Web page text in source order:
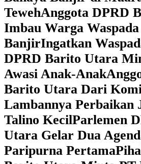
TewehAnggota DPRD
Imbau Warga Waspada
BanjirIngatkan
DPRD Barito Utara
Awasi Anak-Anak
Barito Utara Dari
Lambannya Perbaikan
Talino KecilParlemen
Utara Gelar Dua
Paripurna Pertama